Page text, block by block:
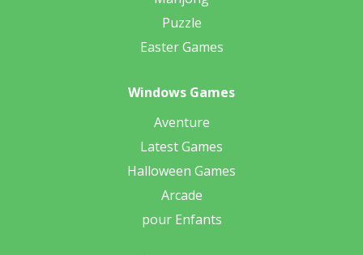
Puzzle
Easter Games
Windows Games
Aventure
Latest Games
Halloween Games
Arcade
pour Enfants